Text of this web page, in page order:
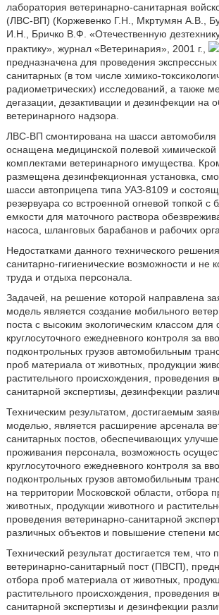
лаборатория ветеринарно-санитарная
(ЛВС-ВП) (Коржевенко Г.Н., Мкртумян А.В.,
И.Н., Бричко В.Ф. «Отечественную
практику», журнал «Ветеринария», 2001 г.,
предназначена для проведения
санитарных (в том числе химико-
радиометрических) исследований, а также
дегазации, дезактивации и дезинфекции на
ветеринарного надзора.
ЛВС-ВП смонтирована на шасси
оснащена медицинской полевой химической
комплектами ветеринарного имущества.
размещена дезинфекционная установка,
шасси автоприцепа типа УАЗ-8109 и
резервуара со встроенной огневой топкой с
емкости для маточного раствора
насоса, шланговых барабанов и рабочих
Недостатками данного технического
санитарно-гигиенические возможности и не
труда и отдыха персонала.
Задачей, на решение которой направлена
модель является создание мобильного
поста с высоким экологическим классом для
круглосуточного ежедневного контроля за
подконтрольных грузов автомобильным
проб материала от животных, продукции
растительного происхождения, проведения
санитарной экспертизы, дезинфекции
Техническим результатом, достигаемым
моделью, является расширение арсенала
санитарных постов, обеспечивающих
проживания персонала, возможность
круглосуточного ежедневного контроля за
подконтрольных грузов автомобильным
на территории Московской области, отбора
животных, продукции животного и
проведения ветеринарно-санитарной
различных объектов и повышение степени
Технический результат достигается тем, что
ветеринарно-санитарный пост (ПВСП),
отбора проб материала от животных,
растительного происхождения, проведения
санитарной экспертизы и дезинфекции